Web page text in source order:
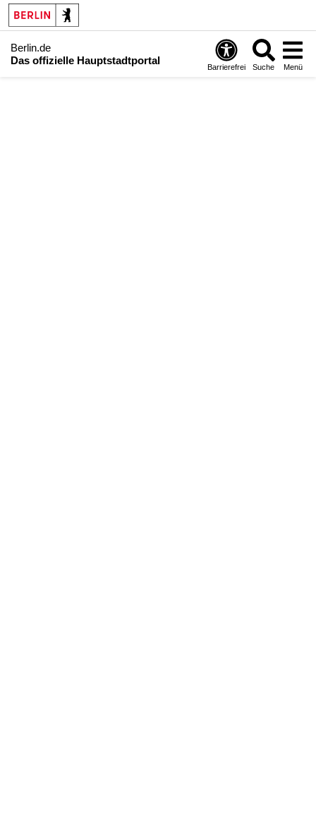
Berlin.de
Das offizielle Hauptstadtportal
Barrierefrei Suche Menü